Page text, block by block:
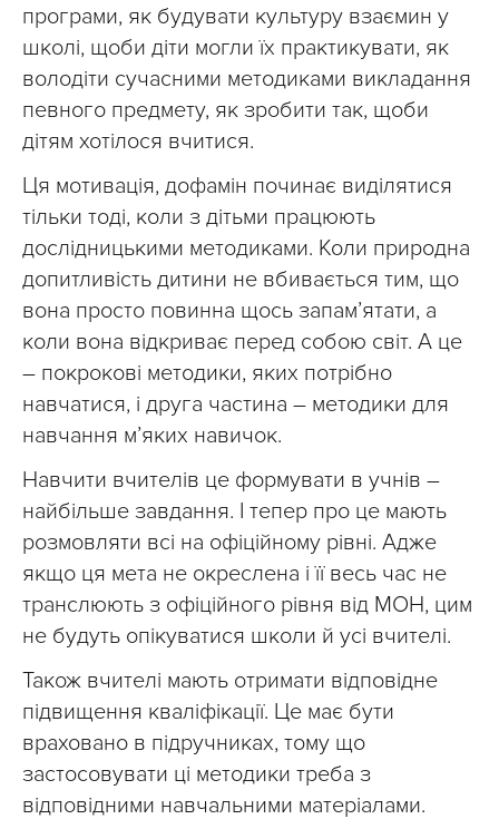
програми, як будувати культуру взаємин у
школі, щоби діти могли їх практикувати, як
володіти сучасними методиками викладання
певного предмету, як зробити так, щоби
дітям хотілося вчитися.
Ця мотивація, дофамін починає виділятися
тільки тоді, коли з дітьми працюють
дослідницькими методиками. Коли природна
допитливість дитини не вбивається тим, що
вона просто повинна щось запам’ятати, а
коли вона відкриває перед собою світ. А це
– покрокові методики, яких потрібно
навчатися, і друга частина – методики для
навчання м’яких навичок.
Навчити вчителів це формувати в учнів –
найбільше завдання. І тепер про це мають
розмовляти всі на офіційному рівні. Адже
якщо ця мета не окреслена і її весь час не
транслюють з офіційного рівня від МОН, цим
не будуть опікуватися школи й усі вчителі.
Також вчителі мають отримати відповідне
підвищення кваліфікації. Це має бути
враховано в підручниках, тому що
застосовувати ці методики треба з
відповідними навчальними матеріалами.